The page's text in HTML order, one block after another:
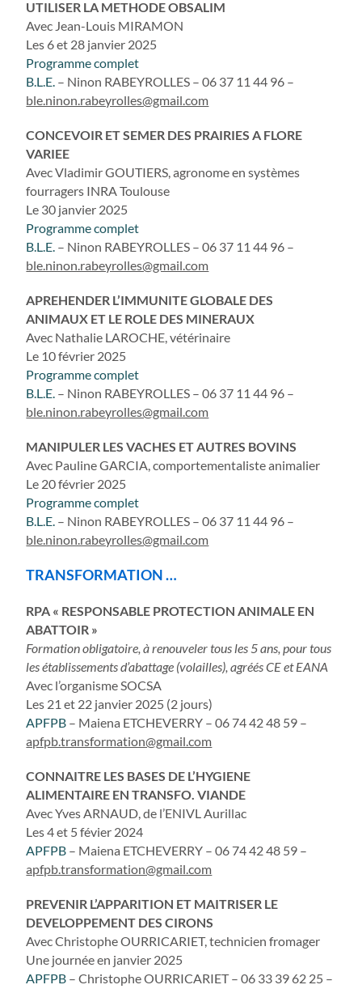
UTILISER LA METHODE OBSALIM
Avec Jean-Louis MIRAMON
Les 6 et 28 janvier 2025
Programme complet
B.L.E. – Ninon RABEYROLLES – 06 37 11 44 96 –
ble.ninon.rabeyrolles@gmail.com
CONCEVOIR ET SEMER DES PRAIRIES A FLORE
VARIEE
Avec Vladimir GOUTIERS, agronome en systèmes
fourragers INRA Toulouse
Le 30 janvier 2025
Programme complet
B.L.E. – Ninon RABEYROLLES – 06 37 11 44 96 –
ble.ninon.rabeyrolles@gmail.com
APREHENDER L’IMMUNITE GLOBALE DES
ANIMAUX ET LE ROLE DES MINERAUX
Avec Nathalie LAROCHE, vétérinaire
Le 10 février 2025
Programme complet
B.L.E. – Ninon RABEYROLLES – 06 37 11 44 96 –
ble.ninon.rabeyrolles@gmail.com
MANIPULER LES VACHES ET AUTRES BOVINS
Avec Pauline GARCIA, comportementaliste animalier
Le 20 février 2025
Programme complet
B.L.E. – Ninon RABEYROLLES – 06 37 11 44 96 –
ble.ninon.rabeyrolles@gmail.com
TRANSFORMATION …
RPA « RESPONSABLE PROTECTION ANIMALE EN
ABATTOIR »
Formation obligatoire, à renouveler tous les 5 ans, pour tous
les établissements d’abattage (volailles), agréés CE et EANA
Avec l’organisme SOCSA
Les 21 et 22 janvier 2025 (2 jours)
APFPB – Maiena ETCHEVERRY – 06 74 42 48 59 –
apfpb.transformation@gmail.com
CONNAITRE LES BASES DE L’HYGIENE
ALIMENTAIRE EN TRANSFO. VIANDE
Avec Yves ARNAUD, de l’ENIVL Aurillac
Les 4 et 5 févier 2024
APFPB – Maiena ETCHEVERRY – 06 74 42 48 59 –
apfpb.transformation@gmail.com
PREVENIR L’APPARITION ET MAITRISER LE
DEVELOPPEMENT DES CIRONS
Avec Christophe OURRICARIET, technicien fromager
Une journée en janvier 2025
APFPB – Christophe OURRICARIET – 06 33 39 62 25 –